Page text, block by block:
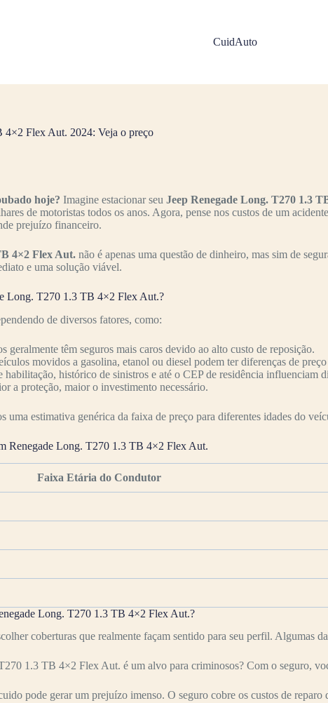
CuidAuto
4×2 Flex Aut. 2024: Veja o preço
hoje? Imagine estacionar seu Jeep Renegade Long. T270 1.3
de motoristas todos os anos. Agora, pense nos custos de um
prejuízo financeiro.
4×2 Flex Aut. não é apenas uma questão de dinheiro, mas sim de
e uma solução viável.
Long. T270 1.3 TB 4×2 Flex Aut.?
de diversos fatores, como:
geralmente têm seguros mais caros devido ao alto custo de reposição.
movidos a gasolina, etanol ou diesel podem ter diferenças de
habilitação, histórico de sinistros e até o CEP de residência influenciam
a proteção, maior o investimento necessário.
uma estimativa genérica da faixa de preço para diferentes idades do
Renegade Long. T270 1.3 TB 4×2 Flex Aut.
Faixa Etária do Condutor
Long. T270 1.3 TB 4×2 Flex Aut.?
coberturas que realmente façam sentido para seu perfil. Algumas
1.3 TB 4×2 Flex Aut. é um alvo para criminosos? Com o seguro,
pode gerar um prejuízo imenso. O seguro cobre os custos de reparo